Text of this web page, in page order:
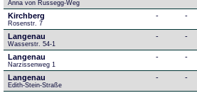
Anna von Russegg-Weg
Kirchberg
Rosenstr. 7
- -
Langenau
Wasserstr. 54-1
- -
Langenau
Narzissenweg 1
- -
Langenau
Edith-Stein-Straße
- -